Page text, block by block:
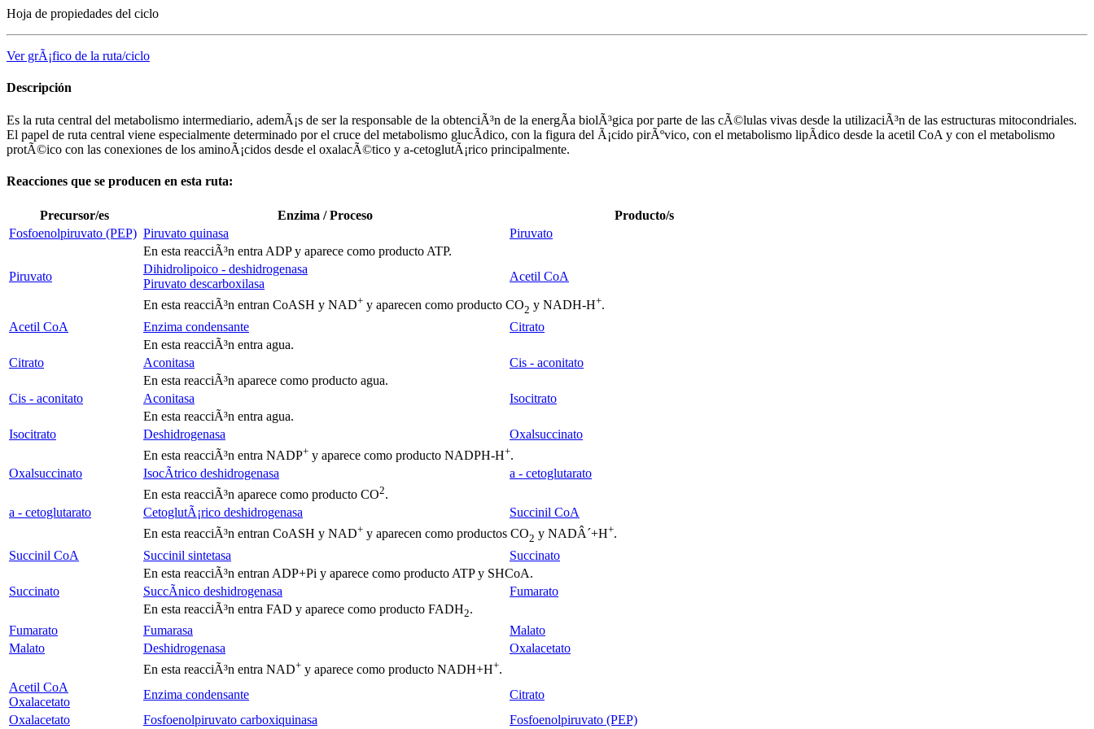
Hoja de propiedades del ciclo
Ver grÃ¡fico de la ruta/ciclo
Descripción
Es la ruta central del metabolismo intermediario, ademÃ¡s de ser la responsable de la obtenciÃ³n de la energÃ­a biolÃ³gica por parte de las cÃ©lulas vivas desde la utilizaciÃ³n de las estructuras mitocondriales.
El papel de ruta central viene especialmente determinado por el cruce del metabolismo glucÃ­dico, con la figura del Ã¡cido pirÃºvico, con el metabolismo lipÃ­dico desde la acetil CoA y con el metabolismo
protÃ©ico con las conexiones de los aminoÃ¡cidos desde el oxalacÃ©tico y a-cetoglutÃ¡rico principalmente.
Reacciones que se producen en esta ruta:
Precursor/es Enzima / Proceso
Producto/s
Fosfoenolpiruvato (PEP) Piruvato quinasa
Piruvato
En esta reacciÃ³n entra ADP y aparece como producto ATP.
Piruvato
Dihidrolipoico - deshidrogenasa
Piruvato descarboxilasa
Acetil CoA
En esta reacciÃ³n entran CoASH y NAD+ y aparecen como producto CO2 y NADH-H+.
Acetil CoA
Enzima condensante
Citrato
En esta reacciÃ³n entra agua.
Citrato
Aconitasa
Cis - aconitato
En esta reacciÃ³n aparece como producto agua.
Cis - aconitato
Aconitasa
Isocitrato
En esta reacciÃ³n entra agua.
Isocitrato
Deshidrogenasa
Oxalsuccinato
En esta reacciÃ³n entra NADP+ y aparece como producto NADPH-H+.
Oxalsuccinato
IsocÃ­trico deshidrogenasa a - cetoglutarato
En esta reacciÃ³n aparece como producto CO2.
a - cetoglutarato CetoglutÃ¡rico deshidrogenasa
Succinil CoA
En esta reacciÃ³n entran CoASH y NAD+ y aparecen como productos CO2 y NADÂ´+H+.
Succinil CoA
Succinil sintetasa
Succinato
En esta reacciÃ³n entran ADP+Pi y aparece como producto ATP y SHCoA.
Succinato
SuccÃ­nico deshidrogenasa
Fumarato
En esta reacciÃ³n entra FAD y aparece como producto FADH2.
Fumarato
Fumarasa
Malato
Malato
Deshidrogenasa
Oxalacetato
En esta reacciÃ³n entra NAD+ y aparece como producto NADH+H+.
Acetil CoA
Oxalacetato
Enzima condensante
Citrato
Oxalacetato
Fosfoenolpiruvato carboxiquinasa Fosfoenolpiruvato (PEP)